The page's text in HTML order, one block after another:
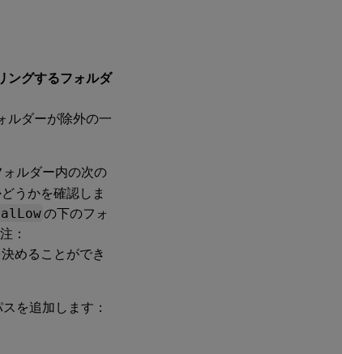
ングするフォルダ
ルダーが除外の一
ルダー内の次の
うかを確認しま
の下のフォ
：
めることができ
を追加します：